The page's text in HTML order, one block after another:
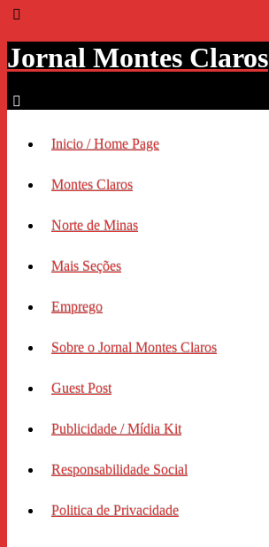
Jornal Montes Claros
Inicio / Home Page
Montes Claros
Norte de Minas
Mais Seções
Emprego
Sobre o Jornal Montes Claros
Guest Post
Publicidade / Mídia Kit
Responsabilidade Social
Politica de Privacidade